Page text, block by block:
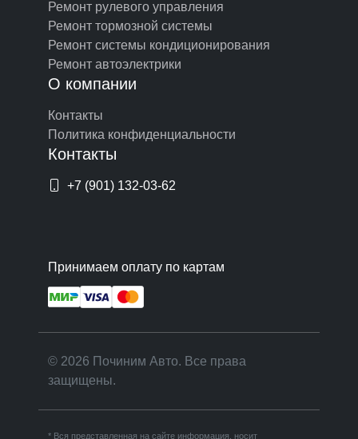
Ремонт рулевого управления
Ремонт тормозной системы
Ремонт системы кондиционирования
Ремонт автоэлектрики
О компании
Контакты
Политика конфиденциальности
Контакты
+7 (901) 132-03-62
Принимаем оплату по картам
© 2026 Починим Авто. Все права
защищены.
* Вся представленная на сайте информация, носит